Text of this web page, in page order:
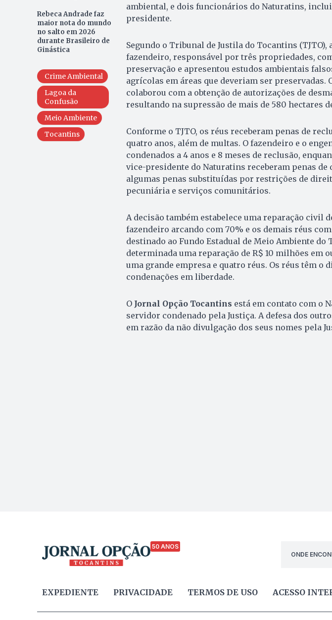
Rebeca Andrade faz
maior nota do mundo
no salto em 2026
durante Brasileiro de
Ginástica
Crime Ambiental
Lagoa da
Confusão
Meio Ambiente
Tocantins
ambiental, e dois funcionários do Naturatins,
presidente.
Segundo o Tribunal de Justila do Tocantins (TJTO),
fazendeiro, responsável por três propriedades,
preservação e apresentou estudos ambientais
agrícolas em áreas que deveriam ser preservadas.
colaborou com a obtenção de autorizações de
resultando na supressão de mais de 580 hectares
Conforme o TJTO, os réus receberam penas de
quatro anos, além de multas. O fazendeiro e o
condenados a 4 anos e 8 meses de reclusão,
vice-presidente do Naturatins receberam penas de
algumas penas substituídas por restrições de
pecuniária e serviços comunitários.
A decisão também estabelece uma reparação civil
fazendeiro arcando com 70% e os demais réus
destinado ao Fundo Estadual de Meio Ambiente do
determinada uma reparação de R$ 10 milhões em
uma grande empresa e quatro réus. Os réus têm o
condenações em liberdade.
O Jornal Opção Tocantins está em contato com o
servidor condenado pela Justiça. A defesa dos
em razão da não divulgação dos seus nomes pela
50 ANOS
ONDE
EXPEDIENTE PRIVACIDADE TERMOS DE USO ACESSO